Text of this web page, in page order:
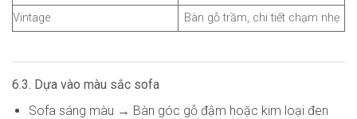
Vintage
Bàn gỗ trầm, chi tiết chạm nhẹ
6.3. Dựa vào màu sắc sofa
Sofa sáng màu → Bàn góc gỗ đậm hoặc kim loại đen